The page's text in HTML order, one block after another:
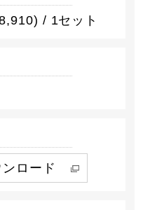
/ 1セット
ロード